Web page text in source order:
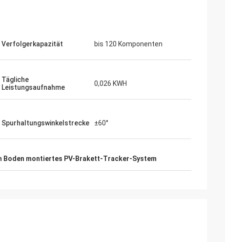
Verfolgerkapazität bis 120 Komponenten
Tägliche
Leistungsaufnahme
0,026 KWH
Spurhaltungswinkelstrecke ±60°
Boden montiertes PV-Brakett-Tracker-System